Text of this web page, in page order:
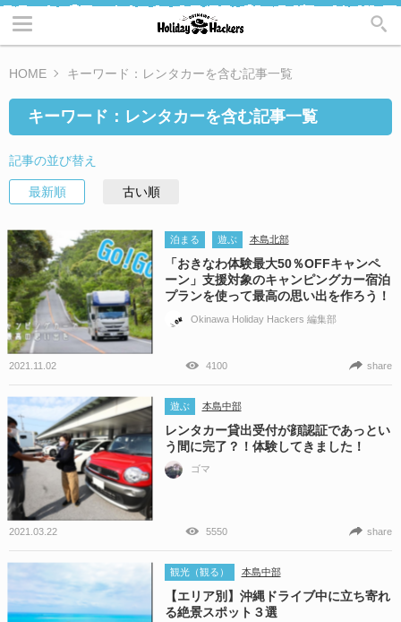
HOME キーワード：レンタカーを含む記事一覧
キーワード：レンタカーを含む記事一覧
記事の並び替え
最新順 古い順
泊まる 遊ぶ 本島北部
「おきなわ体験最大50％OFFキャンペ
ーン」支援対象のキャンピングカー宿泊
プランを使って最高の思い出を作ろう！
Okinawa Holiday Hackers 編集部
2021.11.02 4100 share
遊ぶ 本島中部
レンタカー貸出受付が顔認証であっとい
う間に完了？！体験してきました！
ゴマ
2021.03.22 5550 share
観光（観る） 本島中部
【エリア別】沖縄ドライブ中に立ち寄れ
る絶景スポット３選